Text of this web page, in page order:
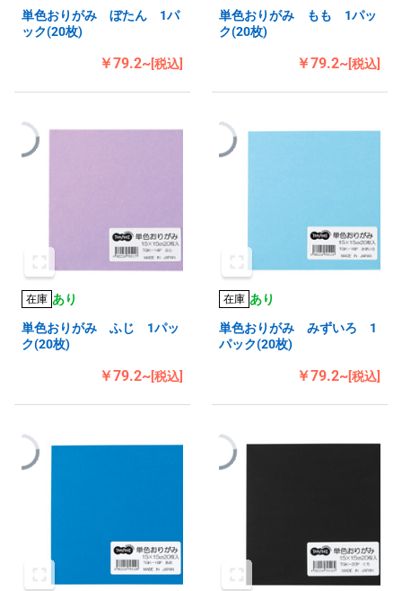
単色おりがみ ぼたん 1パ
ック(20枚)
￥79.2~[税込]
単色おりがみ もも 1パッ
ク(20枚)
￥79.2~[税込]
在庫 あり
単色おりがみ ふじ 1パッ
ク(20枚)
￥79.2~[税込]
在庫 あり
単色おりがみ みずいろ 1
パック(20枚)
￥79.2~[税込]